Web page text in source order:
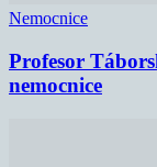
Nemocnice
Profesor
nemocnice